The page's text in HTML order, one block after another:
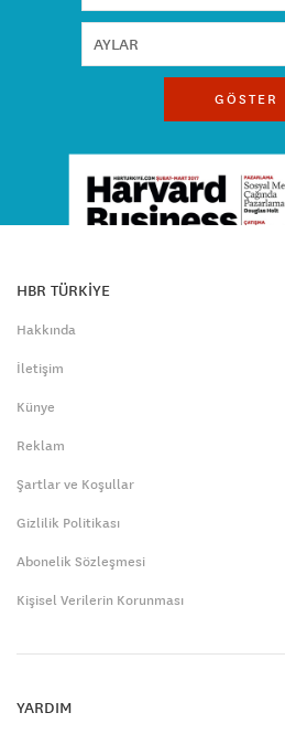
GÖSTER
HBR TÜRKİYE
Hakkında
İletişim
Künye
Reklam
Şartlar ve Koşullar
Gizlilik Politikası
Abonelik Sözleşmesi
Kişisel Verilerin Korunması
YARDIM